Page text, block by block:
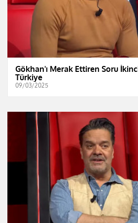
Gökhan'ı Merak Ettiren Soru
Türkiye
09/03/2025